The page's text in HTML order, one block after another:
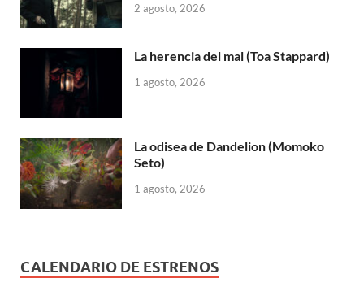
2 agosto, 2026
La herencia del mal (Toa Stappard)
1 agosto, 2026
La odisea de Dandelion (Momoko
Seto)
1 agosto, 2026
CALENDARIO DE ESTRENOS